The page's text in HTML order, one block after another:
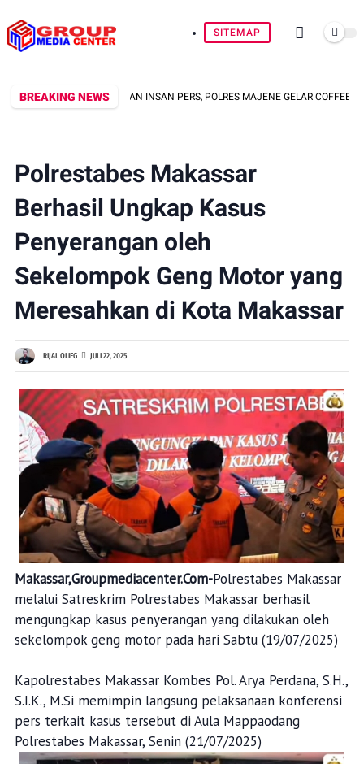
SITEMAP
BREAKING NEWS
KEMITRAAN DENGAN INSAN PERS, POLRES MAJENE GELAR COFFEE MORNING
Polrestabes Makassar
Berhasil Ungkap Kasus
Penyerangan oleh
Sekelompok Geng Motor yang
Meresahkan di Kota Makassar
RIJAL OLIEG JULI 22, 2025
Makassar,Groupmediacenter.Com-Polrestabes Makassar
melalui Satreskrim Polrestabes Makassar berhasil
mengungkap kasus penyerangan yang dilakukan oleh
sekelompok geng motor pada hari Sabtu (19/07/2025)
Kapolrestabes Makassar Kombes Pol. Arya Perdana, S.H.,
S.I.K., M.Si memimpin langsung pelaksanaan konferensi
pers terkait kasus tersebut di Aula Mappaodang
Polrestabes Makassar, Senin (21/07/2025)